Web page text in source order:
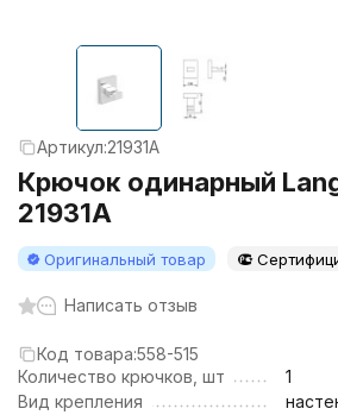
Артикул:21931A
Крючок одинарный
21931A
Оригинальный товар
Написать отзыв
Код товара:558-515
Количество крючков, шт
1
Вид крепления